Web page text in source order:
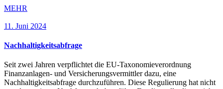
MEHR
11. Juni 2024
Nachhaltigkeitsabfrage
Seit zwei Jahren verpflichtet die EU-Taxonomieverordnung
Finanzanlagen- und Versicherungsvermittler dazu, eine
Nachhaltigkeitsabfrage durchzuführen. Diese Regulierung hat nicht